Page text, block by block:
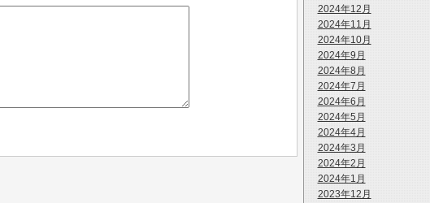
2024年12月
2024年11月
2024年10月
2024年9月
2024年8月
2024年7月
2024年6月
2024年5月
2024年4月
2024年3月
2024年2月
2024年1月
2023年12月